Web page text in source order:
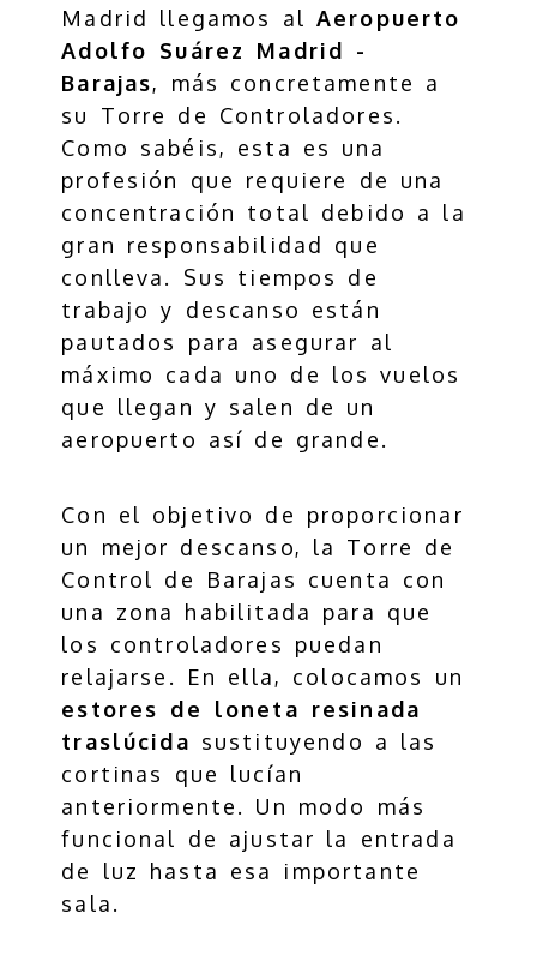
Madrid llegamos al Aeropuerto
Adolfo Suárez Madrid -
Barajas, más concretamente a
su Torre de Controladores.
Como sabéis, esta es una
profesión que requiere de una
concentración total debido a la
gran responsabilidad que
conlleva. Sus tiempos de
trabajo y descanso están
pautados para asegurar al
máximo cada uno de los vuelos
que llegan y salen de un
aeropuerto así de grande.
Con el objetivo de proporcionar
un mejor descanso, la Torre de
Control de Barajas cuenta con
una zona habilitada para que
los controladores puedan
relajarse. En ella, colocamos un
estores de loneta resinada
traslúcida sustituyendo a las
cortinas que lucían
anteriormente. Un modo más
funcional de ajustar la entrada
de luz hasta esa importante
sala.